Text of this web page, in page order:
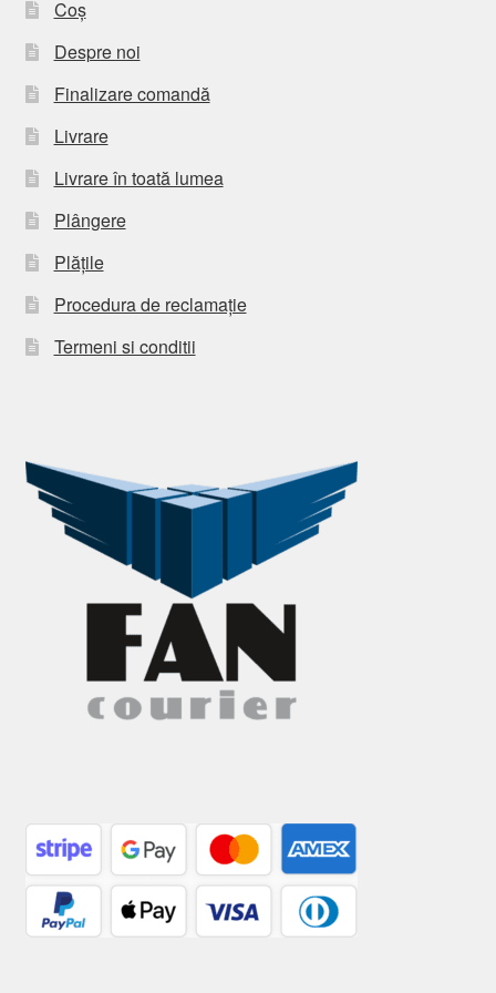
Coș
Despre noi
Finalizare comandă
Livrare
Livrare în toată lumea
Plângere
Plățile
Procedura de reclamație
Termeni si conditii